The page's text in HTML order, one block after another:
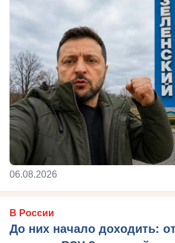
06.08.2026
В России
До них начало доходить: